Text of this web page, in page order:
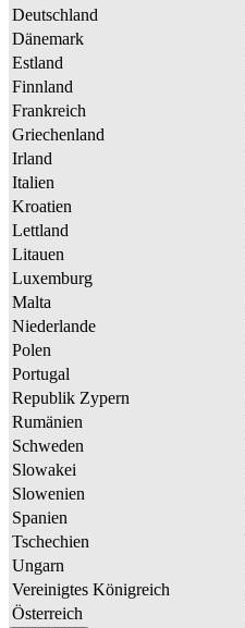
Deutschland
Dänemark
Estland
Finnland
Frankreich
Griechenland
Irland
Italien
Kroatien
Lettland
Litauen
Luxemburg
Malta
Niederlande
Polen
Portugal
Republik Zypern
Rumänien
Schweden
Slowakei
Slowenien
Spanien
Tschechien
Ungarn
Vereinigtes Königreich
Österreich